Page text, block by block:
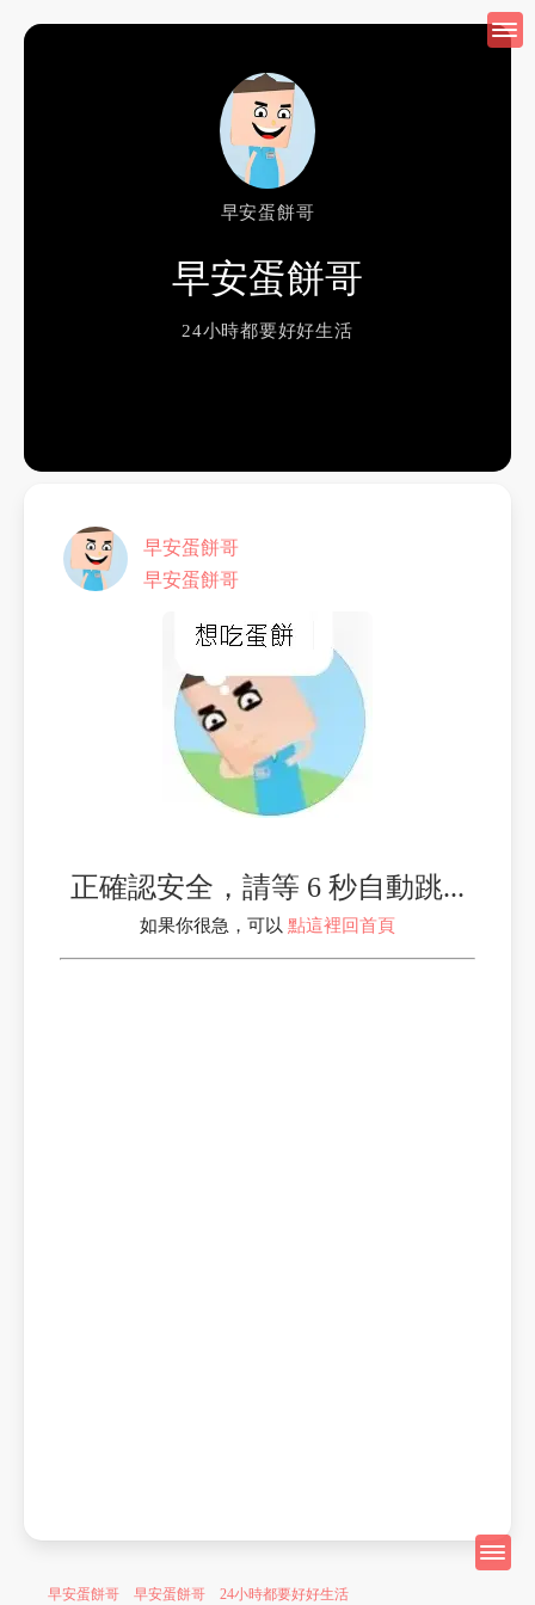
早安蛋餅哥
早安蛋餅哥
24小時都要好好生活
早安蛋餅哥
早安蛋餅哥
正確認安全，請等 6 秒自動跳...
如果你很急，可以 點這裡回首頁
早安蛋餅哥 早安蛋餅哥 24小時都要好好生活